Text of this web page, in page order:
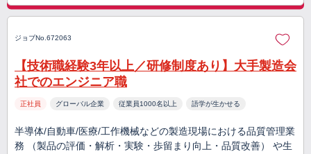
ジョブNo.672063
【技術職経験3年以上／研修制度あり】大手製造会
社でのエンジニア職
正社員 グローバル企業 従業員1000名以上 語学が生かせる
半導体/自動車/医療/工作機械などの製造現場における品質管理業
務 （製品の評価・解析・実験・歩留まり向上・品質改善） や生